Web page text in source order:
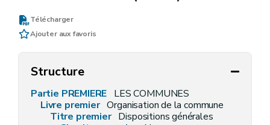
Télécharger
Ajouter aux favoris
Structure
Partie PREMIERE LES COMMUNES
Livre premier Organisation de la commune
Titre premier Dispositions générales